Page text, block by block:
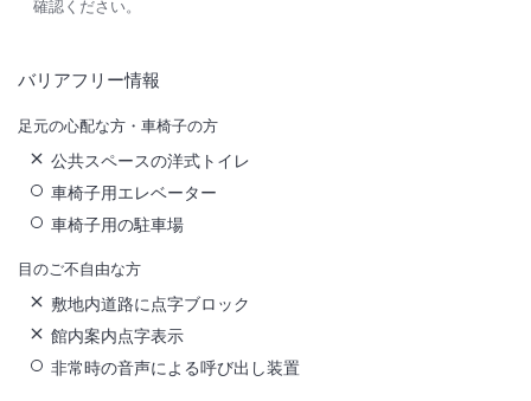
確認ください。
バリアフリー情報
足元の心配な方・車椅子の方
公共スペースの洋式トイレ
車椅子用エレベーター
車椅子用の駐車場
目のご不自由な方
敷地内道路に点字ブロック
館内案内点字表示
非常時の音声による呼び出し装置